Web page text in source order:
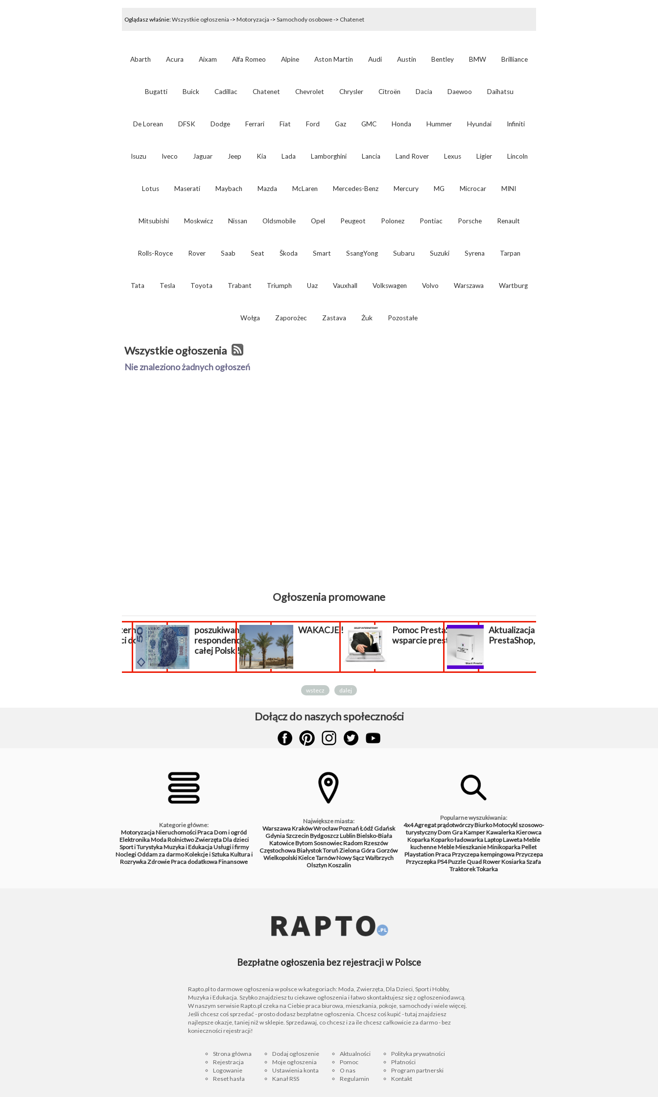
Oglądasz właśnie:Wszystkie ogłoszenia -> Motoryzacja -> Samochody osobowe-> Chatenet
Abarth Acura Aixam Alfa Romeo Alpine Aston Martin Audi Austin Bentley BMW Brilliance
Bugatti Buick Cadillac Chatenet Chevrolet Chrysler Citroën Dacia Daewoo Daihatsu
De Lorean DFSK Dodge Ferrari Fiat Ford Gaz GMC Honda Hummer Hyundai Infiniti
Isuzu Iveco Jaguar Jeep Kia Lada Lamborghini Lancia Land Rover Lexus Ligier Lincoln
Lotus Maserati Maybach Mazda McLaren Mercedes-Benz Mercury MG Microcar MINI
Mitsubishi Moskwicz Nissan Oldsmobile Opel Peugeot Polonez Pontiac Porsche Renault
Rolls-Royce Rover Saab Seat Škoda Smart SsangYong Subaru Suzuki Syrena Tarpan
Tata Tesla Toyota Trabant Triumph Uaz Vauxhall Volkswagen Volvo Warszawa Wartburg
Wołga Zaporożec Zastava Żuk Pozostałe
Wszystkie ogłoszenia
Nie znaleziono żadnych ogłoszeń
Ogłoszenia promowane
Sklep internetowy
płatności do
poszukiwani
respondenci z
całej Polski!
WAKACJE !!!
Pomoc PrestaShop,
wsparcie prestashop
Aktualizacja
PrestaShop, migracja...
wstecz dalej
Dołącz do naszych społeczności
Kategorie główne:
MotoryzacjaNieruchomościPracaDom i ogród
ElektronikaModaRolnictwoZwierzętaDla dzieci
Sport i TurystykaMuzyka i EdukacjaUsługi i firmy
NoclegiOddam za darmoKolekcje i SztukaKultura i
RozrywkaZdrowiePraca dodatkowaFinansowe
Największe miasta:
WarszawaKrakówWrocławPoznańŁódźGdańsk
GdyniaSzczecinBydgoszczLublinBielsko-Biała
KatowiceBytomSosnowiecRadomRzeszów
CzęstochowaBiałystokToruńZielona GóraGorzów
WielkopolskiKielceTarnówNowy SączWałbrzych
OlsztynKoszalin
Popularne wyszukiwania:
4x4Agregat prądotwórczyBiurkoMotocykl szosowo-
turystycznyDomGraKamperKawalerkaKierowca
KoparkaKoparko ładowarkaLaptopLawetaMeble
kuchenneMebleMieszkanieMinikoparkaPellet
PlaystationPracaPrzyczepa kempingowaPrzyczepa
PrzyczepkaPS4PuzzleQuadRowerKosiarkaSzafa
TraktorekTokarka
Bezpłatne ogłoszenia bez rejestracji w Polsce
Rapto.pl to darmowe ogłoszenia w polsce w kategoriach: Moda, Zwierzęta, Dla Dzieci, Sport i Hobby,
Muzyka i Edukacja. Szybko znajdziesz tu ciekawe ogłoszenia i łatwo skontaktujesz się z ogłoszeniodawcą.
W naszym serwisie Rapto.pl czeka na Ciebie praca biurowa, mieszkania, pokoje, samochody i wiele więcej.
Jeśli chcesz coś sprzedać - prosto dodasz bezpłatne ogłoszenia. Chcesz coś kupić - tutaj znajdziesz
najlepsze okazje, taniej niż w sklepie. Sprzedawaj, co chcesz i za ile chcesz całkowicie za darmo - bez
konieczności rejestracji!
Strona główna
Rejestracja
Logowanie
Reset hasła
Dodaj ogłoszenie
Moje ogłoszenia
Ustawienia konta
Kanał RSS
Aktualności
Pomoc
O nas
Regulamin
Polityka prywatności
Płatności
Program partnerski
Kontakt